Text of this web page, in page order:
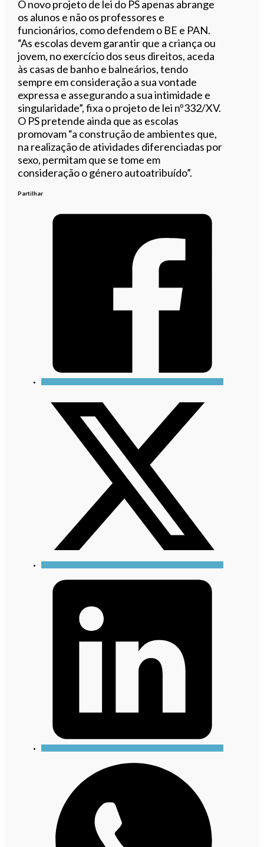
O novo projeto de lei do PS apenas abrange
os alunos e não os professores e
funcionários, como defendem o BE e PAN.
“As escolas devem garantir que a criança ou
jovem, no exercício dos seus direitos, aceda
às casas de banho e balneários, tendo
sempre em consideração a sua vontade
expressa e assegurando a sua intimidade e
singularidade”, fixa o projeto de lei nº332/XV.
O PS pretende ainda que as escolas
promovam “a construção de ambientes que,
na realização de atividades diferenciadas por
sexo, permitam que se tome em
consideração o género autoatribuído”.
Partilhar